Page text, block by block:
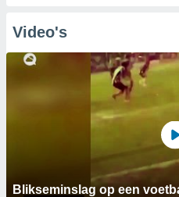
Video's
Blikseminslag op een